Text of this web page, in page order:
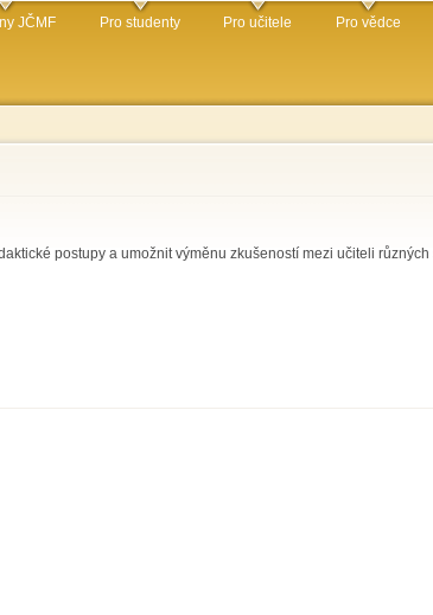
JČMF Pro studenty Pro učitele Pro vědce
postupy a umožnit výměnu zkušeností mezi učiteli různých